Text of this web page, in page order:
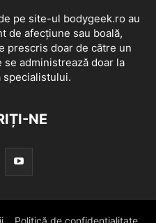
pe site-ul bodygeek.ro au
de afecțiune sau boală,
prescris doar de către un
administrează doar la
specialistului.
NE
Politică de confidențialitate